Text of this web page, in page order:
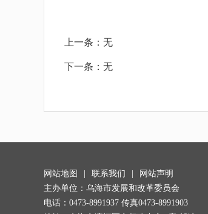
上一条： 无
下一条： 无
网站地图 联系我们
网站声明
主办单位：乌海市发展和改革委员会
电话：0473-8991937 传真0473-8991903